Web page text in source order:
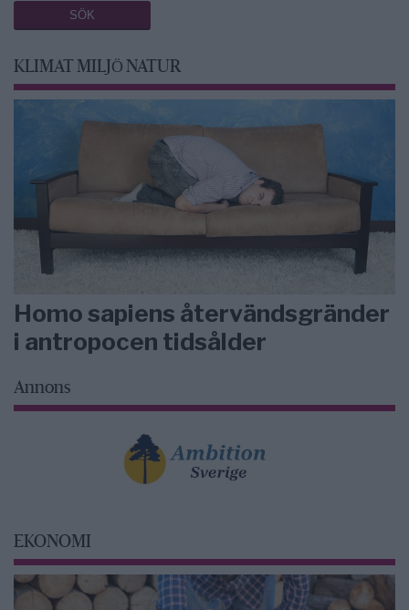
KLIMAT MILJÖ NATUR
Homo sapiens återvändsgränder
i antropocen tidsålder
Annons
EKONOMI